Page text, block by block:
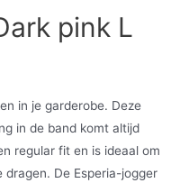
pink L
in je garderobe. Deze
in de band komt altijd
regular fit en is ideaal om
De Esperia-jogger